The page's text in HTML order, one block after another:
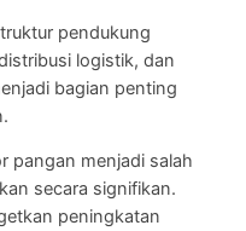
pendukung
logistik, dan
bagian penting
pangan menjadi salah
secara signifikan.
peningkatan